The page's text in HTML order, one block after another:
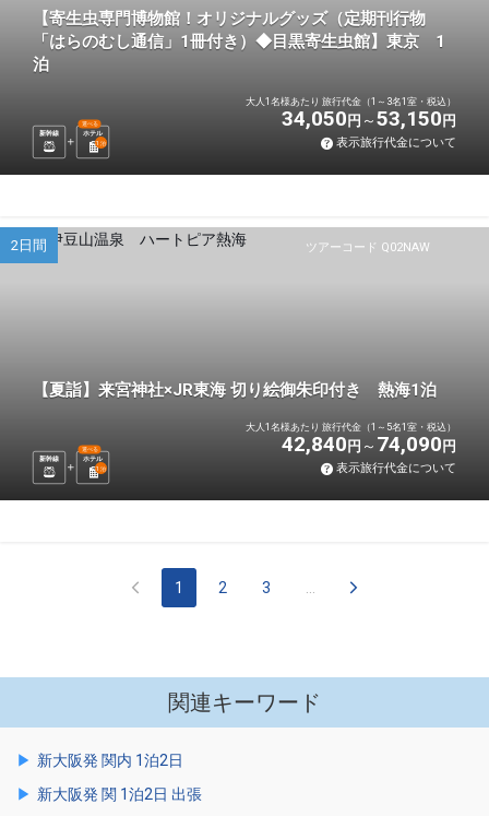
【寄生虫専門博物館！オリジナルグッズ（定期刊行物
「はらのむし通信」1冊付き）◆目黒寄生虫館】東京 1
泊
新幹線 ホテル
選べる
1 泊
大人1名様あたり 旅行代金（1～3名1室・税込）
34,050 円 53,150 円
表示旅行代金について
ツアーコード Q02NAW
2日間
【夏詣】来宮神社×JR東海 切り絵御朱印付き 熱海1泊
新幹線 ホテル
選べる
1 泊
大人1名様あたり 旅行代金（1～5名1室・税込）
42,840 円 74,090 円
表示旅行代金について
1 2 3 ...
関連キーワード
新大阪発 関内 1泊2日
新大阪発 関 1泊2日 出張